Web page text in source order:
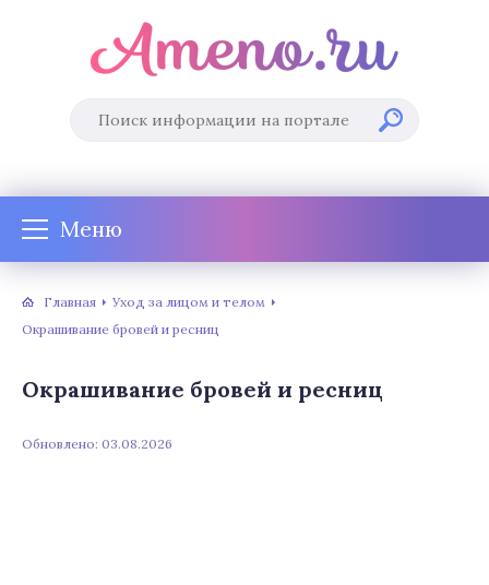
Меню
Главная
Уход за лицом и телом
Окрашивание бровей и ресниц
Окрашивание бровей и ресниц
Обновлено: 03.08.2026